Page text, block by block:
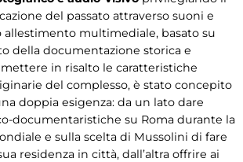
del passato attraverso suoni e
allestimento multimediale, basato su
della documentazione storica e
in risalto le caratteristiche
del complesso, è stato concepito
doppia esigenza: da un lato dare
documentaristiche su Roma durante la
e sulla scelta di Mussolini di fare
residenza in città, dall’altra offrire ai